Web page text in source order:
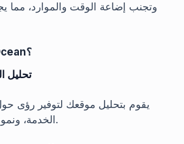
ماذا تقدم LeadOcean؟
تحليل
يقوم بتحليل موقعك لتوفير رؤى
الخدمة، ونموذج العميل المثالي.